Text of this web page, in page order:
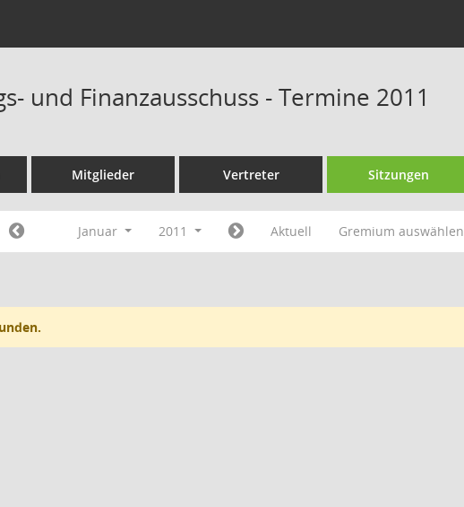
und Finanzausschuss - Termine 2011
Mitglieder Vertreter Sitzungen
Januar 2011 Aktuell Gremium auswählen